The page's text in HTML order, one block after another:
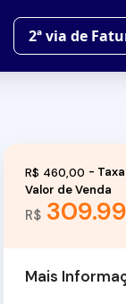
2ª via de
R$
Valor de Venda
R$ 460,00
Mais